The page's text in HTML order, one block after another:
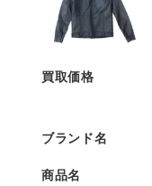
買取価格
ブランド名
商品名